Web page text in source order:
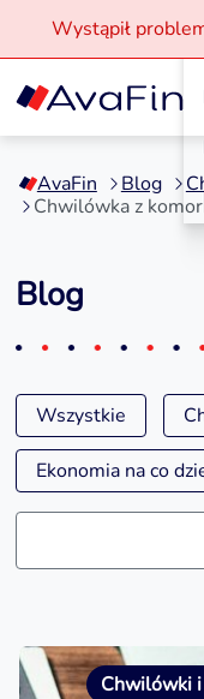
Przejdź
treści
Wystąpił
AvaFin Blog
Chwilówka z
Blog
Wszystkie
Ekonomia na co
Chwilówki